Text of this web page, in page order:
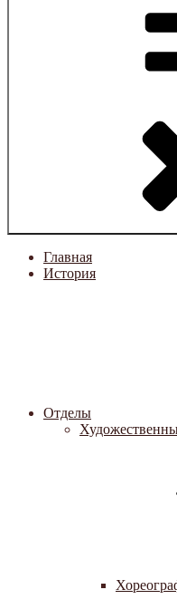
Главная
История
Отделы